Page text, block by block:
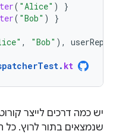
( "Alice" )
}
( "Bob" ) }
, "Bob" ), userRepo
. kt
יש כמה דרכים לייצר
שנמצאים בתור לרוץ.